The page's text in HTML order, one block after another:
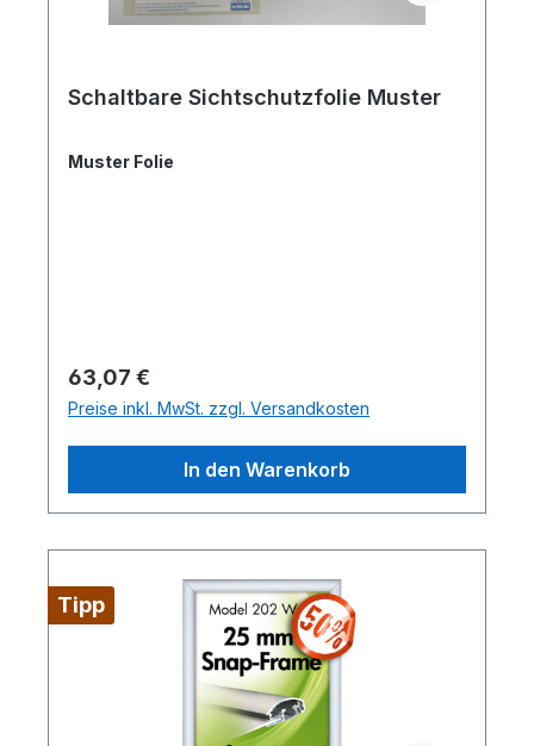
Schaltbare Sichtschutzfolie Muster
Muster Folie
Regulärer Preis:
63,07 €
Preise inkl. MwSt. zzgl. Versandkosten
In den Warenkorb
Tipp